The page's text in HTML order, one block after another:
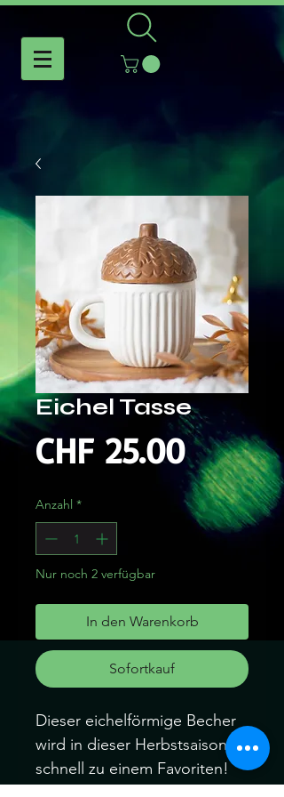
Eichel Tasse
CHF 25.00Preis
Anzahl *
Nur noch 2 verfügbar
In den Warenkorb
Sofortkauf
Dieser eichelförmige Becher
wird in dieser Herbstsaison
schnell zu einem Favoriten!